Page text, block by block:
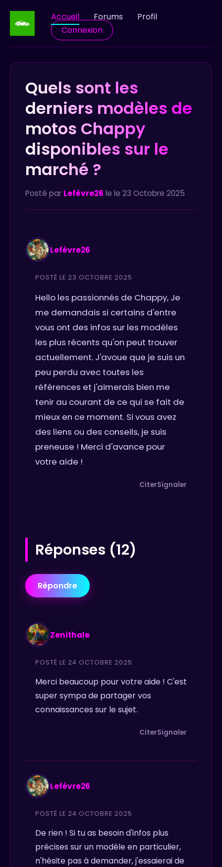
Accueil Forums
Profil
Connexion
Quels sont les
derniers modèles de
motos Chappy
disponibles sur le
marché ?
Posté par Lefèvre26 le le 23 Octobre 2025
Lefèvre26
POSTÉ LE 23 OCTOBRE 2025
Hello les passionnés de Chappy, Je
me demandais si certains d'entre
vous ont des infos sur les modèles
les plus récents qu'on peut trouver
actuellement. J'avoue que je suis un
peu perdu avec toutes les
références et j'aimerais bien me
tenir au courant de ce qui se fait de
mieux en ce moment. Si vous avez
des liens ou des conseils, je suis
preneuse ! Merci d'avance pour
votre aide !
CiterSignaler
Réponses (12)
Répondre
Zenithale
POSTÉ LE 24 OCTOBRE 2025
Merci beaucoup pour votre aide ! C'est
super sympa de partager vos
connaissances sur le sujet.
CiterSignaler
Lefèvre26
POSTÉ LE 24 OCTOBRE 2025
De rien ! Si tu as besoin d'infos plus
précises sur un modèle en particulier,
n'hésite pas à demander, j'essaierai de